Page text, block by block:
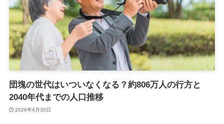
団塊の世代はいついなくなる？約806万人の行方と
2040年代までの人口推移
2026年4月30日